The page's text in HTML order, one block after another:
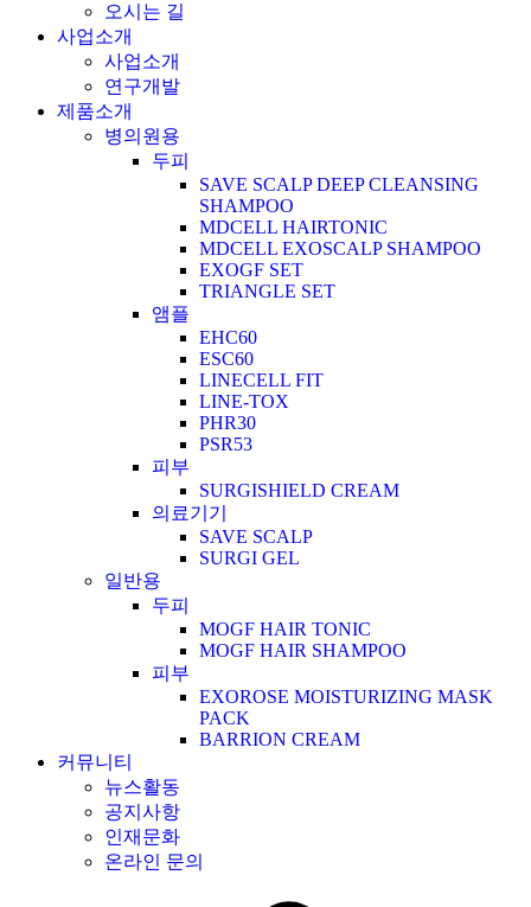
오시는 길
사업소개
사업소개
연구개발
제품소개
병의원용
두피
SAVE SCALP DEEP CLEANSING
SHAMPOO
MDCELL HAIRTONIC
MDCELL EXOSCALP SHAMPOO
EXOGF SET
TRIANGLE SET
앰플
EHC60
ESC60
LINECELL FIT
LINE-TOX
PHR30
PSR53
피부
SURGISHIELD CREAM
의료기기
SAVE SCALP
SURGI GEL
일반용
두피
MOGF HAIR TONIC
MOGF HAIR SHAMPOO
피부
EXOROSE MOISTURIZING MASK
PACK
BARRION CREAM
커뮤니티
뉴스활동
공지사항
인재문화
온라인 문의